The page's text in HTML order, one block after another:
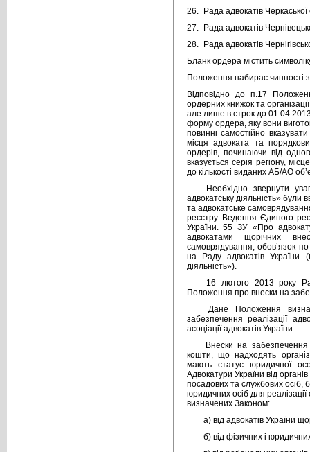
26.
Рада адвокатів
27.
Рада адвокатів
28.
Рада адвокатів
Бланк ордера містить
Положення набирає чинності
Відповідно до п.17
ордерних книжок та
але лише в строк до 01.04.2013
форму ордера, яку вони
повинні самостійно
місця адвоката та
ордерів, починаючи від
вказується серія регіону,
до кількості виданих АБ/АО
Необхідно звернути
адвокатську діяльність» були
та адвокатське
реєстру. Ведення Єдиного
України. 55 ЗУ «Про
адвокатами щорічних
самоврядування, обов’язок
на Раду адвокатів
діяльність»).
16 лютого 2013 року
Положення про внески на
Дане Положення
забезпечення реалізації
асоціації адвокатів України.
Внески на забезпечення
кошти, що надходять
мають статус юридичної
Адвокатури України від
посадових та службових осіб,
юридичних осіб для
визначених Законом:
а) від адвокатів України
б) від фізичних і